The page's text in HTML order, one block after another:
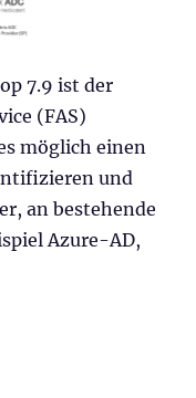
7.9 ist der
(FAS)
möglich einen
und
an bestehende
Azure-AD,